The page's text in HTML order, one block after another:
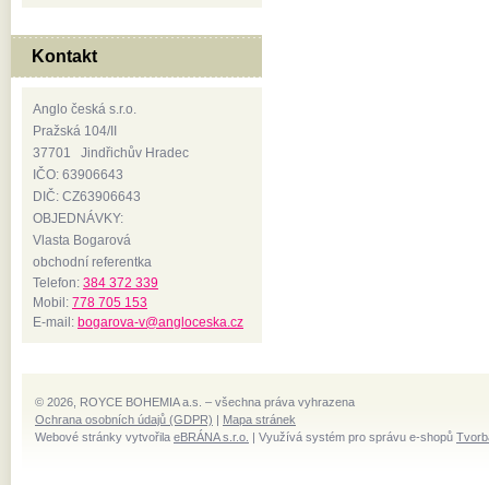
Kontakt
Anglo česká s.r.o.
Pražská 104/II
37701 Jindřichův Hradec
IČO: 63906643
DIČ: CZ63906643
OBJEDNÁVKY:
Vlasta Bogarová
obchodní referentka
Telefon: 384 372 339
Mobil: 778 705 153
E-mail: bogarova-v@angloceska.cz
© 2026, ROYCE BOHEMIA a.s. – všechna práva vyhrazena
Ochrana osobních údajů (GDPR) | Mapa stránek
Webové stránky vytvořila eBRÁNA s.r.o. | Využívá systém pro správu e-shopů